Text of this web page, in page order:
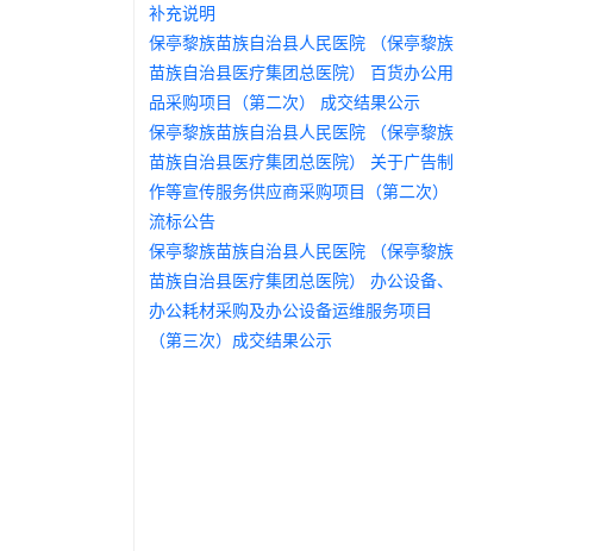
补充说明
保亭黎族苗族自治县人民医院 （保亭黎族
苗族自治县医疗集团总医院） 百货办公用
品采购项目（第二次） 成交结果公示
保亭黎族苗族自治县人民医院 （保亭黎族
苗族自治县医疗集团总医院） 关于广告制
作等宣传服务供应商采购项目（第二次）
流标公告
保亭黎族苗族自治县人民医院 （保亭黎族
苗族自治县医疗集团总医院） 办公设备、
办公耗材采购及办公设备运维服务项目
（第三次）成交结果公示